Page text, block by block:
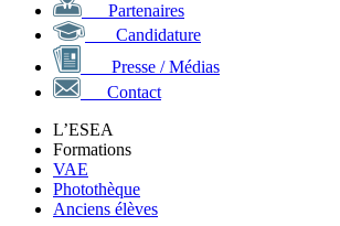
Partenaires
Candidature
Presse / Médias
Contact
L’ESEA
Formations
VAE
Photothèque
Anciens élèves